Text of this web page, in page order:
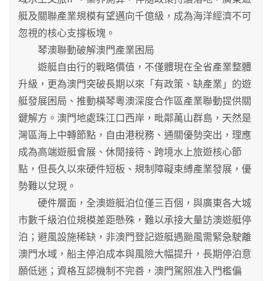
艇及關聯產業規模有望邁向千億級，成為海洋經濟不可
忽視的核心支撐板塊。
琴澳聯動破解澳門產業困局
遊艇自由行的戰略價值，不僅體現在全省產業整體
升級，更為澳門突破長期以來「有政策、缺產業」的遊
艇發展困局、推動橫琴粵澳深度合作區產業聯動提供關
鍵解方。澳門地處珠江口西岸，毗鄰萬山群島，天然是
灣區海上中轉節點，自由港稅務、通關優勢突出，理應
成為高端遊艇會展、休閒接待、跨境水上旅遊核心節
點，但長久以來硬件短板、規制障礙束縛產業發展，優
勢難以兌現。
硬件層面，全澳遊艇泊位僅三百個，與廣東各大城
市數千級泊位規模差距懸殊，難以承接大量訪澳遊艇停
泊；避風設施稀缺，非澳門登記遊艇遇颱風需緊急駛離
澳門水域，船主停泊成本與風險大幅提升，長期停泊意
願低迷；資格互認機制不完善，澳門駕照准入門檻偏